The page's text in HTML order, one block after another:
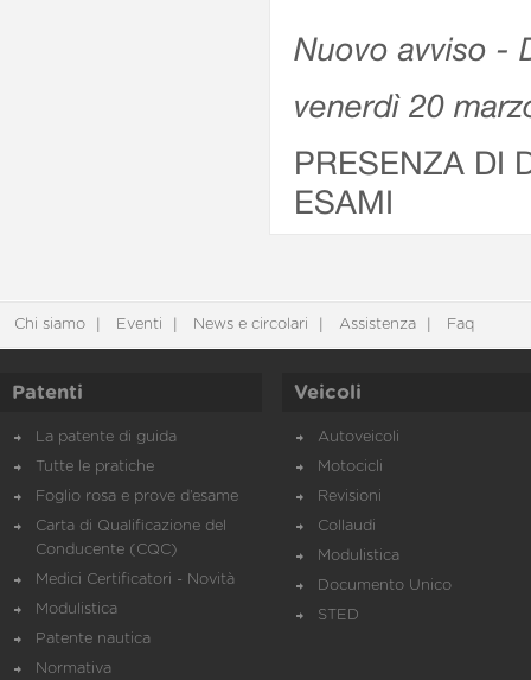
Nuovo avviso -
venerdì 20
PRESENZA DI
ESAMI
Chi siamo Eventi News e circolari Assistenza Faq
Patenti
La patente di guida
Tutte le pratiche
Foglio rosa e prove d’esame
Carta di Qualificazione del
Conducente (CQC)
Medici Certificatori - Novità
Modulistica
Patente nautica
Normativa
Veicoli
Autoveicoli
Motocicli
Revisioni
Collaudi
Modulistica
Documento Unico
STED